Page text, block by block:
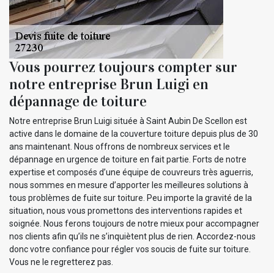
Vous pourrez toujours compter sur
notre entreprise Brun Luigi en
dépannage de toiture
Notre entreprise Brun Luigi située à Saint Aubin De Scellon est
active dans le domaine de la couverture toiture depuis plus de 30
ans maintenant. Nous offrons de nombreux services et le
dépannage en urgence de toiture en fait partie. Forts de notre
expertise et composés d’une équipe de couvreurs très aguerris,
nous sommes en mesure d’apporter les meilleures solutions à
tous problèmes de fuite sur toiture. Peu importe la gravité de la
situation, nous vous promettons des interventions rapides et
soignée. Nous ferons toujours de notre mieux pour accompagner
nos clients afin qu’ils ne s’inquiètent plus de rien. Accordez-nous
donc votre confiance pour régler vos soucis de fuite sur toiture.
Vous ne le regretterez pas.